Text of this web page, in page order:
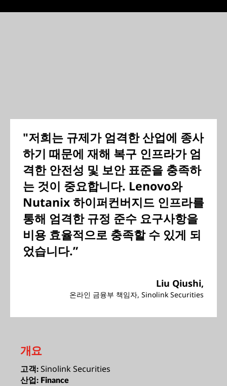
"저희는 규제가 엄격한 산업에 종사
하기 때문에 재해 복구 인프라가 엄
격한 안전성 및 보안 표준을 충족하
는 것이 중요합니다. Lenovo와
Nutanix 하이퍼컨버지드 인프라를
통해 엄격한 규정 준수 요구사항을
비용 효율적으로 충족할 수 있게 되
었습니다.”
Liu Qiushi,
온라인 금융부 책임자, Sinolink Securities
개요
고객: Sinolink Securities
산업: Finance